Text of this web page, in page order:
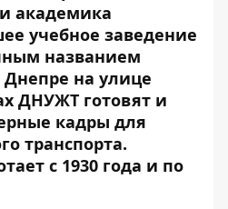
академика
учебное заведение
названием
на улице
ДНУЖТ готовят и
кадры для
транспорта.
с 1930 года и по